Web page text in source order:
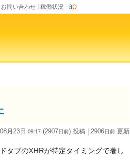
お問い合わせ 稼働状況
月23日 09:17 (2907日前) 投稿 | 2906日前 更新
タブのXHRが特定タイミングで著し